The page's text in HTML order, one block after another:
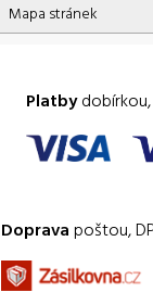
Mapa stránek
Platby
Doprava poštou,